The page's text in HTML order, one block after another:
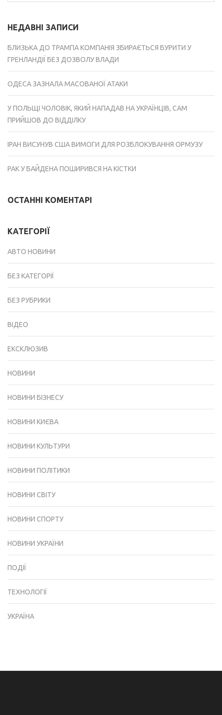
НЕДАВНІ ЗАПИСИ
БЛИЗЬКА ДО ТРАМПА КОМПАНІЯ ЗБИРАЄТЬСЯ БУРИТИ У
ГРЕНЛАНДІЇ БЕЗ ДОЗВОЛУ ВЛАДИ
ОДЕСА ЗАЗНАЛА МАСОВАНОЇ АТАКИ
У ПОЛЬЩІ ЧОЛОВІК, ЯКИЙ НАПАДАВ НА УКРАЇНЦІВ, САМ
ПРИЙШОВ ДО ВІДДІЛКУ
ІРАН ВИСУНУВ США ВИМОГИ ДЛЯ РОЗБЛОКУВАННЯ ОРМУЗУ
РАК У БАЙДЕНА ПОШИРИВСЯ НА КІСТКИ
ОСТАННІ КОМЕНТАРІ
КАТЕГОРІЇ
АВТО НОВИНИ
БЕЗ КАТЕГОРІЇ
БЕЗ РУБРИКИ
ВІДЕО
ЕКСКЛЮЗИВ
НОВИНИ
НОВИНИ БІЗНЕСУ
НОВИНИ КИЄВА
НОВИНИ КУЛЬТУРИ
НОВИНИ ПОЛІТИКИ
НОВИНИ СВІТУ
НОВИНИ СПОРТУ
НОВИНИ УКРАЇНИ
ПОДІЇ
ТЕХНОЛОГІЇ
УКРАЇНА